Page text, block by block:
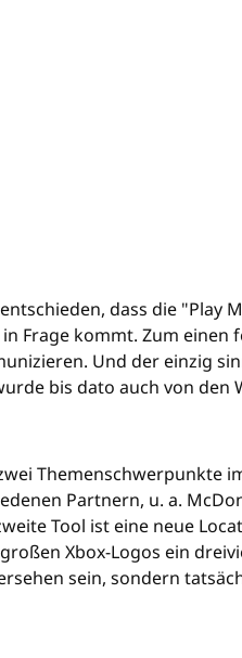
dass die "Play
Frage kommt. Zum einen
Und der einzig
bis dato auch von
Themenschwerpunkte
Partnern, u. a.
Tool ist eine neue
Xbox-Logos ein
sein, sondern